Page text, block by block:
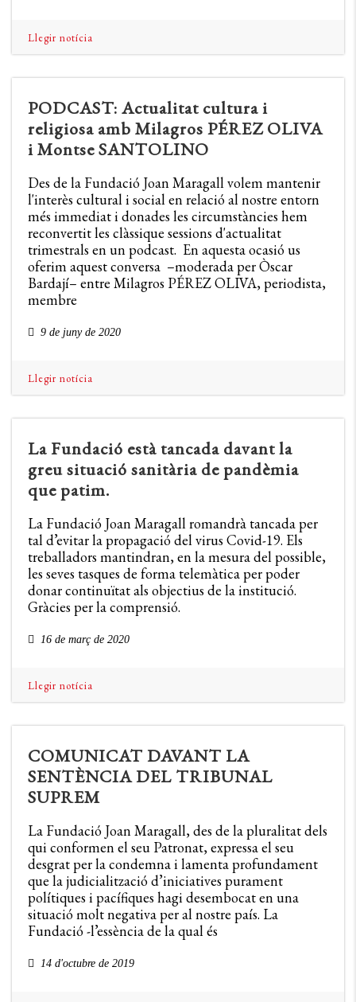
Llegir notícia
PODCAST: Actualitat cultura i
religiosa amb Milagros PÉREZ OLIVA
i Montse SANTOLINO
Des de la Fundació Joan Maragall volem mantenir
l'interès cultural i social en relació al nostre entorn
més immediat i donades les circumstàncies hem
reconvertit les clàssique sessions d'actualitat
trimestrals en un podcast. En aquesta ocasió us
oferim aquest conversa –moderada per Òscar
Bardají– entre Milagros PÉREZ OLIVA, periodista,
membre
9 de juny de 2020
Llegir notícia
La Fundació està tancada davant la
greu situació sanitària de pandèmia
que patim.
La Fundació Joan Maragall romandrà tancada per
tal d’evitar la propagació del virus Covid-19. Els
treballadors mantindran, en la mesura del possible,
les seves tasques de forma telemàtica per poder
donar continuïtat als objectius de la institució.
Gràcies per la comprensió.
16 de març de 2020
Llegir notícia
COMUNICAT DAVANT LA
SENTÈNCIA DEL TRIBUNAL
SUPREM
La Fundació Joan Maragall, des de la pluralitat dels
qui conformen el seu Patronat, expressa el seu
desgrat per la condemna i lamenta profundament
que la judicialització d’iniciatives purament
polítiques i pacífiques hagi desembocat en una
situació molt negativa per al nostre país. La
Fundació -l’essència de la qual és
14 d'octubre de 2019